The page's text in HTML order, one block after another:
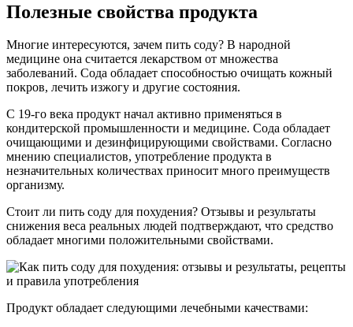
Полезные свойства продукта
Многие интересуются, зачем пить соду? В народной
медицине она считается лекарством от множества
заболеваний. Сода обладает способностью очищать кожный
покров, лечить изжогу и другие состояния.
С 19-го века продукт начал активно применяться в
кондитерской промышленности и медицине. Сода обладает
очищающими и дезинфицирующими свойствами. Согласно
мнению специалистов, употребление продукта в
незначительных количествах приносит много преимуществ
организму.
Стоит ли пить соду для похудения? Отзывы и результаты
снижения веса реальных людей подтверждают, что средство
обладает многими положительными свойствами.
Продукт обладает следующими лечебными качествами: